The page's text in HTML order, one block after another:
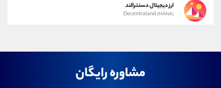
ارز دیجیتال دسنترالند
Decentraland(MANA)
مشاوره رایگان